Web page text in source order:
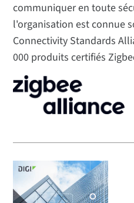
communiquer en toute
l'organisation est connue
Connectivity Standards
000 produits certifiés